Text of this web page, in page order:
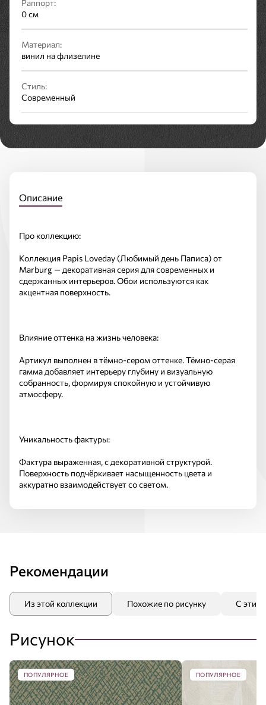
Раппорт:
0 см
Материал:
винил на флизелине
Стиль:
Современный
Описание
Про коллекцию:
Коллекция Papis Loveday (Любимый день Паписа) от
Marburg — декоративная серия для современных и
сдержанных интерьеров. Обои используются как
акцентная поверхность.
Влияние оттенка на жизнь человека:
Артикул выполнен в тёмно-сером оттенке. Тёмно-серая
гамма добавляет интерьеру глубину и визуальную
собранность, формируя спокойную и устойчивую
атмосферу.
Уникальность фактуры:
Фактура выраженная, с декоративной структурой.
Поверхность подчёркивает насыщенность цвета и
аккуратно взаимодействует со светом.
Рекомендации
Из этой коллекции Похожие по рисунку С этим
Рисунок
ПОПУЛЯРНОЕ ПОПУЛЯРНОЕ